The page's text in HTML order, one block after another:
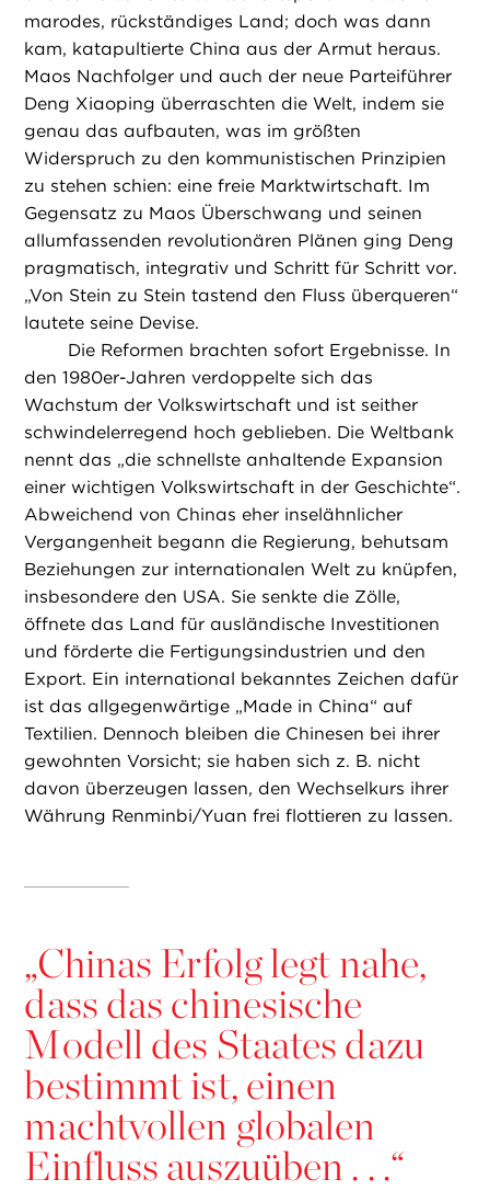
marodes, rückständiges Land; doch was dann
kam, katapultierte China aus der Armut heraus.
Maos Nachfolger und auch der neue Parteiführer
Deng Xiaoping überraschten die Welt, indem sie
genau das aufbauten, was im größten
Widerspruch zu den kommunistischen Prinzipien
zu stehen schien: eine freie Marktwirtschaft. Im
Gegensatz zu Maos Überschwang und seinen
allumfassenden revolutionären Plänen ging Deng
pragmatisch, integrativ und Schritt für Schritt vor.
„Von Stein zu Stein tastend den Fluss überqueren“
lautete seine Devise.
Die Reformen brachten sofort Ergebnisse. In
den 1980er-Jahren verdoppelte sich das
Wachstum der Volkswirtschaft und ist seither
schwindelerregend hoch geblieben. Die Weltbank
nennt das „die schnellste anhaltende Expansion
einer wichtigen Volkswirtschaft in der Geschichte“.
Abweichend von Chinas eher inselähnlicher
Vergangenheit begann die Regierung, behutsam
Beziehungen zur internationalen Welt zu knüpfen,
insbesondere den USA. Sie senkte die Zölle,
öffnete das Land für ausländische Investitionen
und förderte die Fertigungsindustrien und den
Export. Ein international bekanntes Zeichen dafür
ist das allgegenwärtige „Made in China“ auf
Textilien. Dennoch bleiben die Chinesen bei ihrer
gewohnten Vorsicht; sie haben sich z. B. nicht
davon überzeugen lassen, den Wechselkurs ihrer
Währung Renminbi/Yuan frei flottieren zu lassen.
„Chinas Erfolg legt nahe,
dass das chinesische
Modell des Staates dazu
bestimmt ist, einen
machtvollen globalen
Einfluss auszuüben . . .“